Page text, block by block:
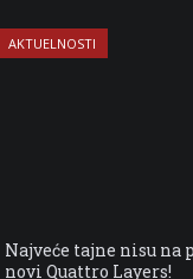
AKTUELNOSTI
Najveće tajne nisu na
novi Quattro Layers!